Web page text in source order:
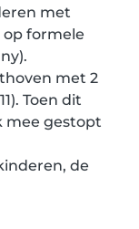
met
op formele
met 2
Toen dit
mee gestopt
de